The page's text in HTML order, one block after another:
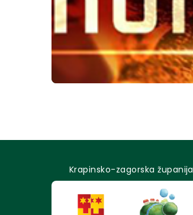
Krapinsko-zagorska županija